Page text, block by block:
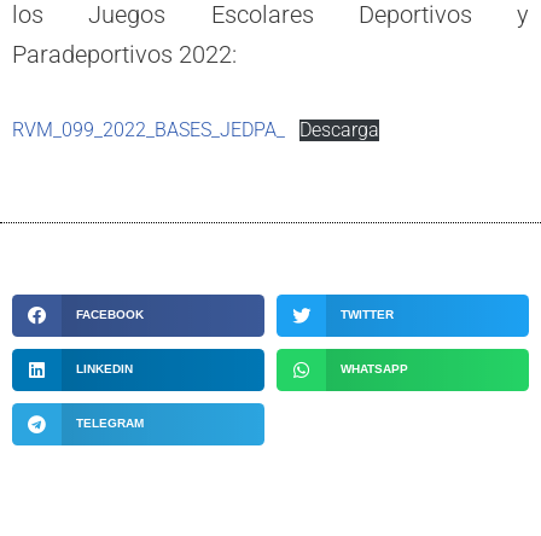
los Juegos Escolares Deportivos y
Paradeportivos 2022:
RVM_099_2022_BASES_JEDPA_ Descarga
FACEBOOK TWITTER
LINKEDIN WHATSAPP
TELEGRAM